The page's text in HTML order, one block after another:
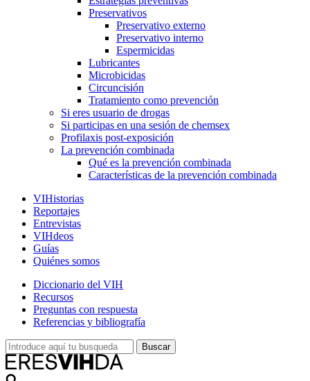
Preservativos
Preservativo externo
Preservativo interno
Espermicidas
Lubricantes
Microbicidas
Circuncisión
Tratamiento como prevención
Si eres usuario de drogas
Si participas en una sesión de chemsex
Profilaxis post-exposición
La prevención combinada
Qué es la prevención combinada
Características de la prevención combinada
VIHistorias
Reportajes
Entrevistas
VIHdeos
Guías
Quiénes somos
Diccionario del VIH
Recursos
Preguntas con respuesta
Referencias y bibliografía